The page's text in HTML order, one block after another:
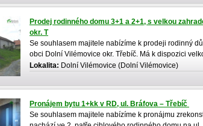
Prodej rodinného domu 3+1 a 2+1, s velkou
okr. T
Se souhlasem majitele nabízíme k prodeji rodinný
obci Dolní Vilémovice okr. Třebíč. Má k dispozici
Lokalita: Dolní Vilémovice (Dolní Vilémovice)
Pronájem bytu 1+kk v RD, ul. Bráfova – Třebíč
Se souhlasem majitele nabízíme k pronájmu